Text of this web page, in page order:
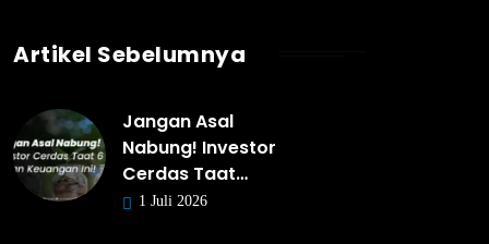
Artikel Sebelumnya
Jangan Asal
Nabung! Investor
Cerdas Taat…
1 Juli 2026